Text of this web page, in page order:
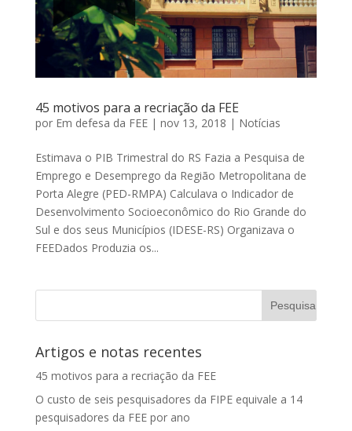
45 motivos para a recriação da FEE
por Em defesa da FEE| nov 13, 2018 | Notícias
Estimava o PIB Trimestral do RS Fazia a Pesquisa de
Emprego e Desemprego da Região Metropolitana de
Porta Alegre (PED-RMPA) Calculava o Indicador de
Desenvolvimento Socioeconômico do Rio Grande do
Sul e dos seus Municípios (IDESE-RS) Organizava o
FEEDados Produzia os...
Artigos e notas recentes
45 motivos para a recriação da FEE
O custo de seis pesquisadores da FIPE equivale a 14
pesquisadores da FEE por ano